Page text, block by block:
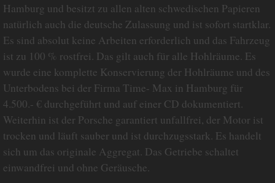
Hamburg und besitzt zu allen alten schwedischen Papieren
natürlich auch die deutsche Zulassung und ist sofort startklar.
Es sind absolut keine Arbeiten erforderlich und das Fahrzeug
ist zu 100 % rostfrei. Das gilt auch für alle Hohlräume. Es
wurde eine komplette Konservierung der Hohlräume und des
Unterbodens bei der Firma Time- Max in Hamburg für
4.500.- € durchgeführt und auf einer CD dokumentiert.
Weiterhin ist der Porsche garantiert unfallfrei, der Motor ist
trocken und läuft sauber und ist durchzugsstark. Es handelt
sich um das originale Aggregat. Das Getriebe schaltet
einwandfrei und ohne Geräusche.